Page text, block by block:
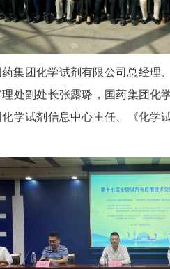
集团化学试剂有限公司总经理
处副处长张露璐，国药集团化
学试剂信息中心主任、《化学